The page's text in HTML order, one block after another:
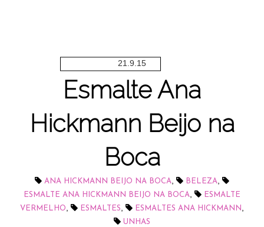
21.9.15
Esmalte Ana
Hickmann Beijo na
Boca
ANA HICKMANN BEIJO NA BOCA BELEZA
ESMALTE ANA HICKMANN BEIJO NA BOCA
ESMALTE
VERMELHO
ESMALTES ESMALTES ANA HICKMANN
UNHAS